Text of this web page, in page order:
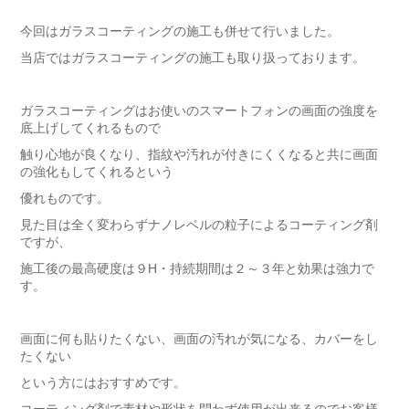
今回はガラスコーティングの施工も併せて行いました。
当店ではガラスコーティングの施工も取り扱っております。
ガラスコーティングはお使いのスマートフォンの画面の強度を
底上げしてくれるもので
触り心地が良くなり、指紋や汚れが付きにくくなると共に画面
の強化もしてくれるという
優れものです。
見た目は全く変わらずナノレベルの粒子によるコーティング剤
ですが、
施工後の最高硬度は９H・持続期間は２～３年と効果は強力で
す。
画面に何も貼りたくない、画面の汚れが気になる、カバーをし
たくない
という方にはおすすめです。